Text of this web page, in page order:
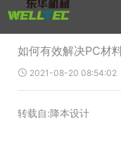
如何有效解决PC材
 2021-08-20 08:54:02
转载自:降本设计